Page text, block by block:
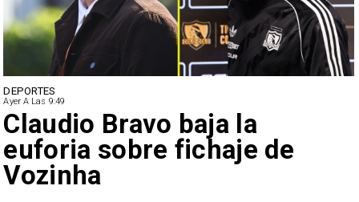
DEPORTES
Ayer A Las 9:49
Claudio Bravo baja la
euforia sobre fichaje de
Vozinha